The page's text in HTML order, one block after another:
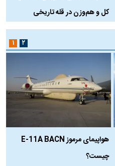
کل و هم‌وزن در قله تاریخی
هواپیمای مرموز E-11A BACN
چیست؟
۱ ۲